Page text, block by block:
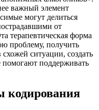
важный элемент
могут делиться
от
терапевтическая форма
проблему, получить
ситуации, создать
помогают поддерживать
кодирования